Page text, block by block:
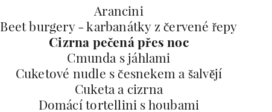
Arancini
Beet burgery - karbanátky z červené řepy
Cizrna pečená přes noc
Cmunda s jáhlami
Cuketové nudle s česnekem a šalvějí
Cuketa a cizrna
Domácí tortellini s houbami